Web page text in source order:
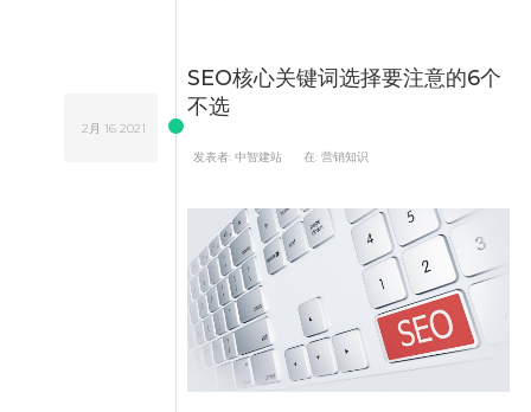
SEO核心关键词选择要注意的6个
不选
发表者: 中智建站 在: 营销知识
2月 16 2021